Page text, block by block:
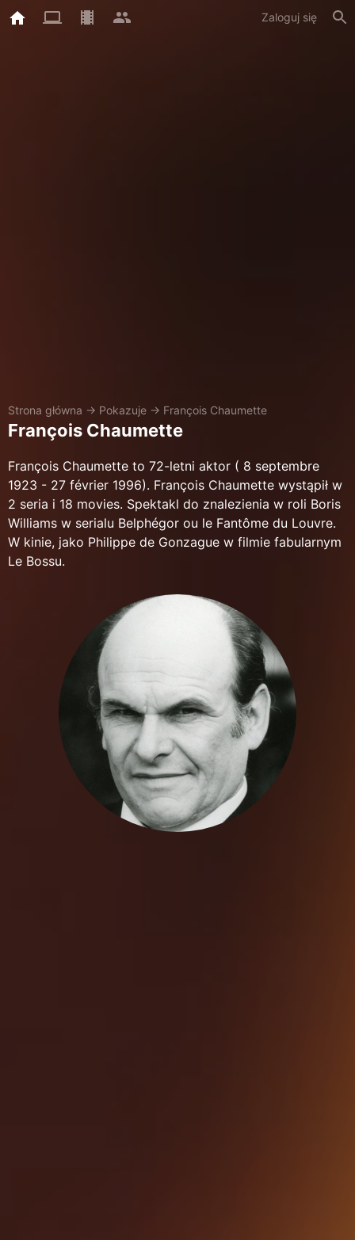
Zaloguj się
Strona główna → Pokazuje → François Chaumette
François Chaumette
François Chaumette to 72-letni aktor ( 8 septembre
1923 - 27 février 1996). François Chaumette wystąpił w
2 seria i 18 movies. Spektakl do znalezienia w roli Boris
Williams w serialu Belphégor ou le Fantôme du Louvre.
W kinie, jako Philippe de Gonzague w filmie fabularnym
Le Bossu.